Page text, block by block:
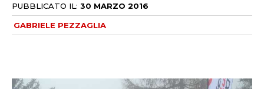
PUBBLICATO IL: 30 MARZO 2016
GABRIELE PEZZAGLIA